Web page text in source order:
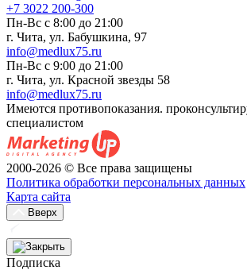
+7 3022 200-300
Пн-Вс с 8:00 до 21:00
г. Чита, ул. Бабушкина, 97
info@medlux75.ru
Пн-Вс с 9:00 до 21:00
г. Чита, ул. Красной звезды 58
info@medlux75.ru
Имеются противопоказания.
специалистом
2000-2026 © Все права защищены
Политика обработки персональных данных
Карта сайта
Вверх
Подписка